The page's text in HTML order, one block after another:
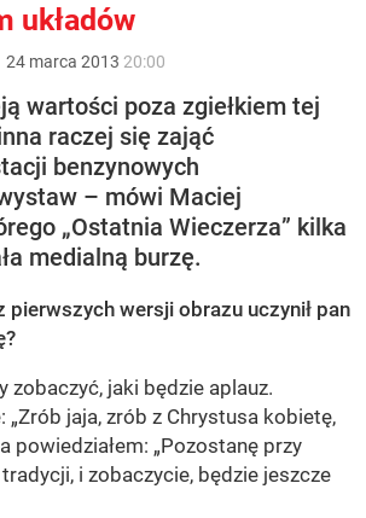
układów
24 marca 2013 20:00
wartości poza zgiełkiem tej
raczej się zająć
benzynowych
– mówi Maciej
„Ostatnia Wieczerza” kilka
medialną burzę.
pierwszych wersji obrazu uczynił pan
zobaczyć, jaki będzie aplauz.
„Zrób jaja, zrób z Chrystusa kobietę,
powiedziałem: „Pozostanę przy
i zobaczycie, będzie jeszcze